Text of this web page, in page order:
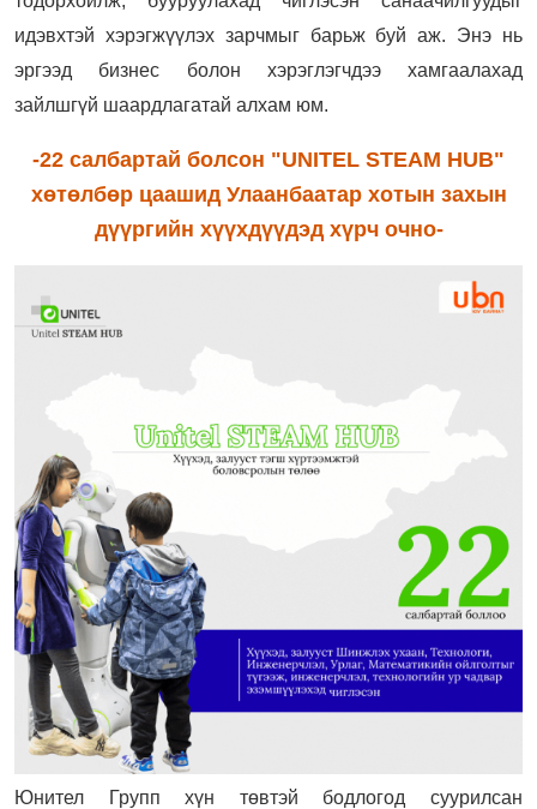
идэвхтэй хэрэгжүүлэх зарчмыг барьж буй аж. Энэ нь
эргээд бизнес болон хэрэглэгчдээ хамгаалахад
зайлшгүй шаардлагатай алхам юм.
-22 салбартай болсон "UNITEL STEAM HUB"
хөтөлбөр цаашид Улаанбаатар хотын захын
дүүргийн хүүхдүүдэд хүрч очно-
Юнител Групп хүн төвтэй бодлогод суурилсан